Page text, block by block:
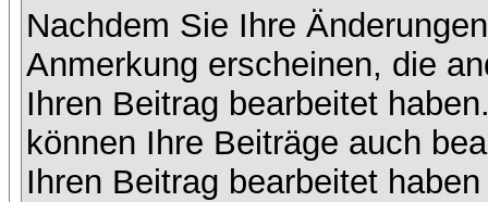
Nachdem Sie Ihre
Anmerkung erscheinen, die
Ihren Beitrag bearbeitet
können Ihre Beiträge auch
Ihren Beitrag bearbeitet